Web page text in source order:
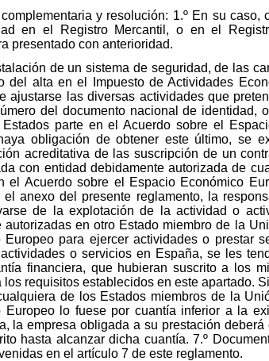
y resolución: 1.º En su
en el Registro Mercantil, o en el
presentado con anterioridad.
de un sistema de seguridad, de las
del alta en el Impuesto de Actividades
ajustarse las diversas actividades que
del documento nacional de identidad,
parte en el Acuerdo sobre el
obligación de obtener este último, se
acreditativa de las suscripción de un
con entidad debidamente autorizada de
el Acuerdo sobre el Espacio Económico
anexo del presente reglamento, la
de la explotación de la actividad o
en otro Estado miembro de la
para ejercer actividades o prestar
o servicios en España, se les
financiera, que hubieran suscrito a los
requisitos establecidos en este apartado.
de los Estados miembros de la
lo fuese por cuantía inferior a la
la empresa obligada a su prestación
hasta alcanzar dicha cuantía. 7.º
en el artículo 7 de este reglamento.